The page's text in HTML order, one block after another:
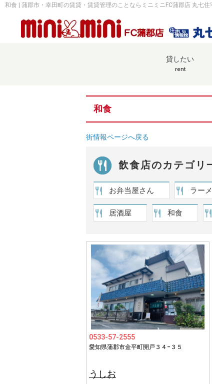
和食 | 蒲郡市・幸田町の賃貸・賃貸管理のことならミニミニFC蒲郡店 丸七住
貸したい
rent
和食
街情報ページへ戻る
飲食店のカテゴリ
お弁当屋さん ラー
居酒屋 和食
0533-57-2555
愛知県蒲郡市金平町開戸３４−３５
うしお